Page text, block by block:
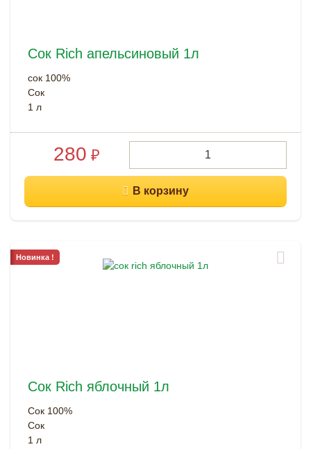
Сок Rich апельсиновый 1л
сок 100%
Сок
1 л
280 ₽
Сок Rich яблочный 1л
Сок 100%
Сок
1 л
Новинка !